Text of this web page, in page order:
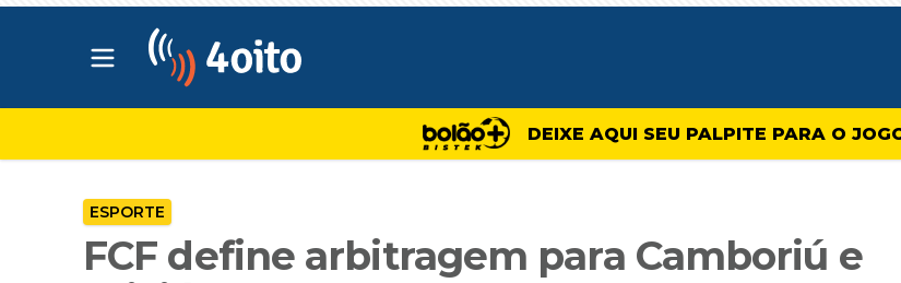
Abrir menu principal
DEIXE AQUI SEU PALPITE PARA O
ESPORTE
FCF define arbitragem para Camboriú e